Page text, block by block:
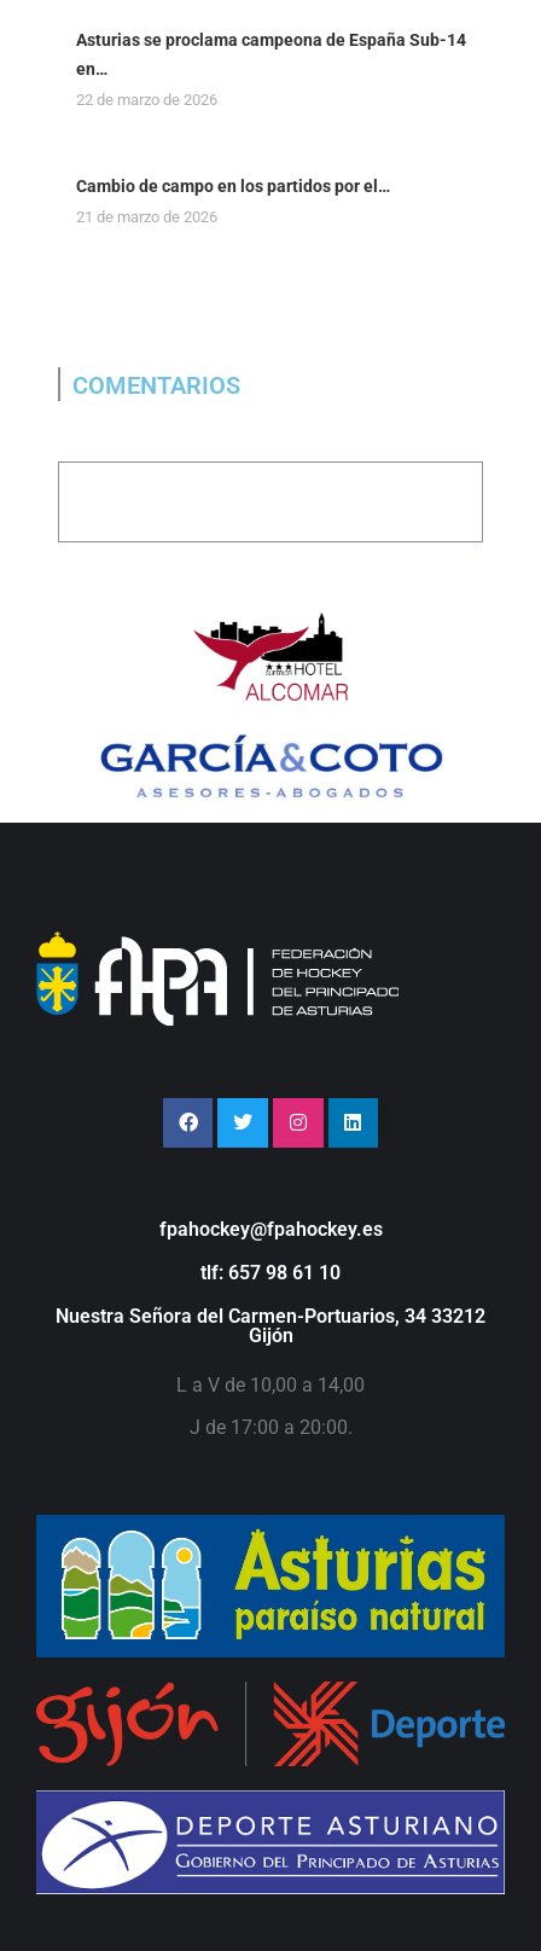
Asturias se proclama campeona de España Sub-14
en…
22 de marzo de 2026
Cambio de campo en los partidos por el…
21 de marzo de 2026
COMENTARIOS
fpahockey@fpahockey.es
tlf: 657 98 61 10
Nuestra Señora del Carmen-Portuarios, 34 33212
Gijón
L a V de 10,00 a 14,00
J de 17:00 a 20:00.